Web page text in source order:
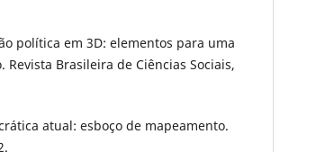
política em 3D: elementos para uma
Brasileira de Ciências Sociais,
atual: esboço de mapeamento.